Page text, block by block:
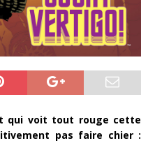
qui voit tout rouge cette
pas faire chier :